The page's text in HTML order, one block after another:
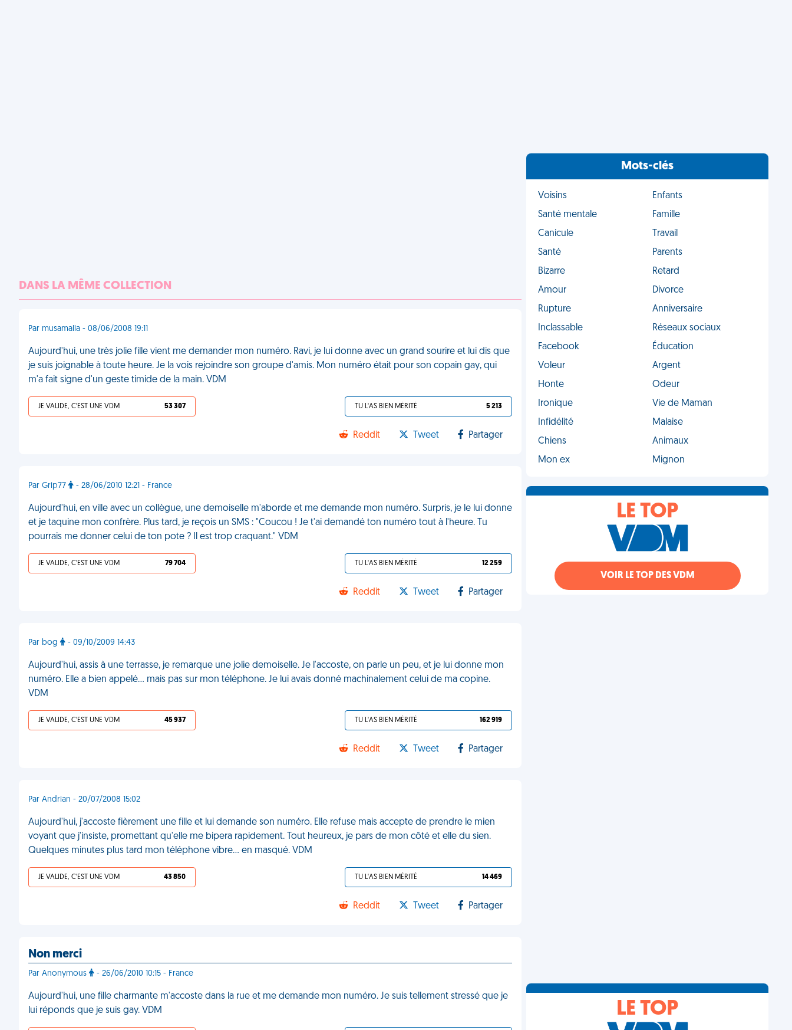
DANS LA MÊME COLLECTION
Par musamalia - 08/06/2008 19:11
Aujourd'hui, une très jolie fille vient me demander mon numéro. Ravi, je lui donne avec un grand sourire et lui dis que
je suis joignable à toute heure. Je la vois rejoindre son groupe d'amis. Mon numéro était pour son copain gay, qui
m'a fait signe d'un geste timide de la main. VDM
JE VALIDE, C'EST UNE VDM 53 307 TU L'AS BIEN MÉRITÉ 5 213
Reddit Tweet Partager
Par Grip77 - 28/06/2010 12:21 - France
Aujourd'hui, en ville avec un collègue, une demoiselle m'aborde et me demande mon numéro. Surpris, je le lui donne
et je taquine mon confrère. Plus tard, je reçois un SMS : "Coucou ! Je t'ai demandé ton numéro tout à l'heure. Tu
pourrais me donner celui de ton pote ? Il est trop craquant." VDM
JE VALIDE, C'EST UNE VDM 79 704 TU L'AS BIEN MÉRITÉ 12 259
Reddit Tweet Partager
Par bog - 09/10/2009 14:43
Aujourd'hui, assis à une terrasse, je remarque une jolie demoiselle. Je l'accoste, on parle un peu, et je lui donne mon
numéro. Elle a bien appelé... mais pas sur mon téléphone. Je lui avais donné machinalement celui de ma copine.
VDM
JE VALIDE, C'EST UNE VDM 45 937 TU L'AS BIEN MÉRITÉ 162 919
Reddit Tweet Partager
Par Andrian - 20/07/2008 15:02
Aujourd'hui, j'accoste fièrement une fille et lui demande son numéro. Elle refuse mais accepte de prendre le mien
voyant que j'insiste, promettant qu'elle me bipera rapidement. Tout heureux, je pars de mon côté et elle du sien.
Quelques minutes plus tard mon téléphone vibre... en masqué. VDM
JE VALIDE, C'EST UNE VDM 43 850 TU L'AS BIEN MÉRITÉ 14 469
Reddit Tweet Partager
Non merci
Par Anonymous - 26/06/2010 10:15 - France
Aujourd'hui, une fille charmante m'accoste dans la rue et me demande mon numéro. Je suis tellement stressé que je
lui réponds que je suis gay. VDM
Mots-clés
Voisins
Enfants
Santé mentale
Famille
Canicule
Travail
Santé
Parents
Bizarre
Retard
Amour
Divorce
Rupture
Anniversaire
Inclassable
Réseaux sociaux
Facebook
Éducation
Voleur
Argent
Honte
Odeur
Ironique
Vie de Maman
Infidélité
Malaise
Chiens
Animaux
Mon ex
Mignon
LE TOP
VOIR LE TOP DES VDM
LE TOP